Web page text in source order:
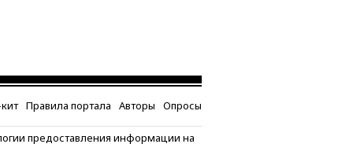
Правила портала Авторы Опросы
предоставления информации на